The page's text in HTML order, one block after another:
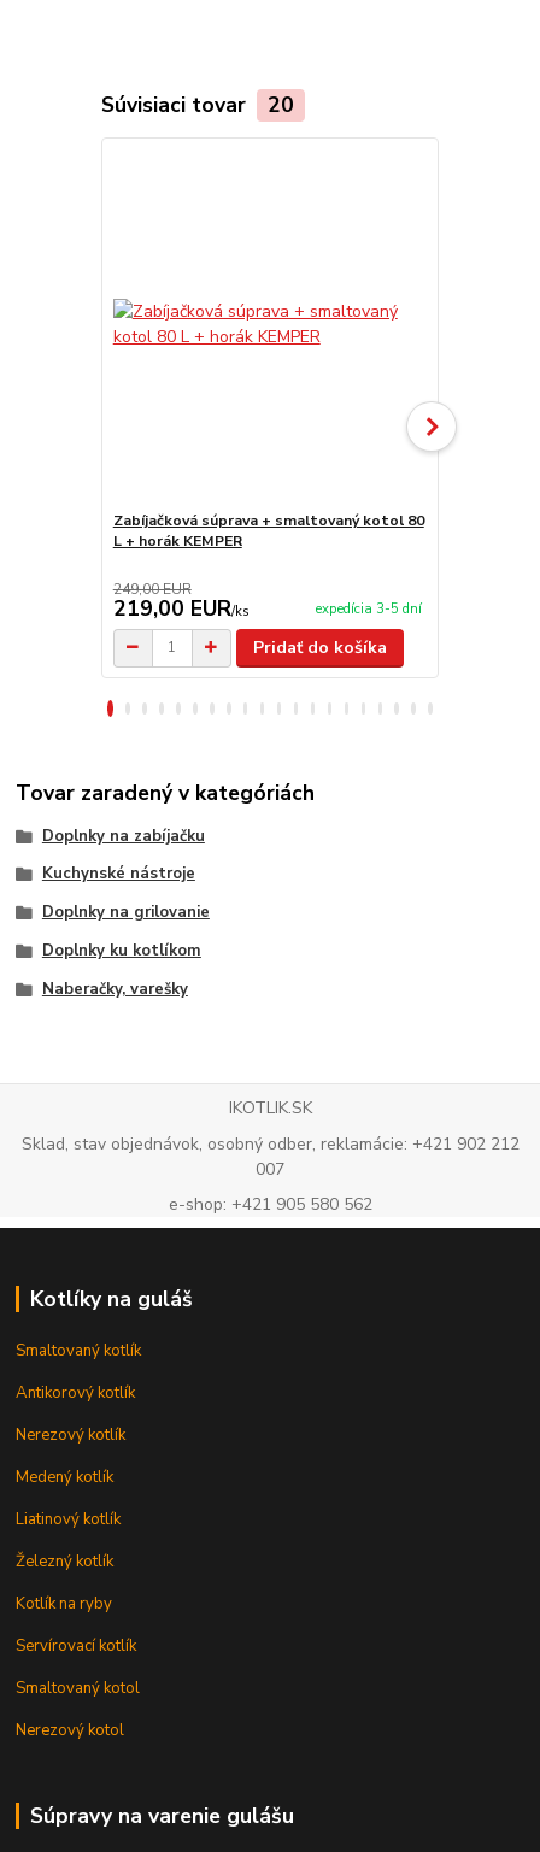
Súvisiaci tovar 20
Zabíjačková súprava + smaltovaný kotol 80
L + horák KEMPER
249,00 EUR
219,00 EUR/ks expedícia 3-5 dní
Pridať do košíka
Tovar zaradený v kategóriách
Doplnky na zabíjačku
Kuchynské nástroje
Doplnky na grilovanie
Doplnky ku kotlíkom
Naberačky, varešky
IKOTLIK.SK
Sklad, stav objednávok, osobný odber, reklamácie: +421 902 212
007
e-shop: +421 905 580 562
Kotlíky na guláš
Smaltovaný kotlík
Antikorový kotlík
Nerezový kotlík
Medený kotlík
Liatinový kotlík
Železný kotlík
Kotlík na ryby
Servírovací kotlík
Smaltovaný kotol
Nerezový kotol
Súpravy na varenie gulášu